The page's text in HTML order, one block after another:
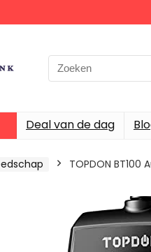
Deal van de dag
TOPDON